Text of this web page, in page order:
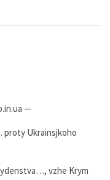
—
proty Ukrainsjkoho
vzhe Krym